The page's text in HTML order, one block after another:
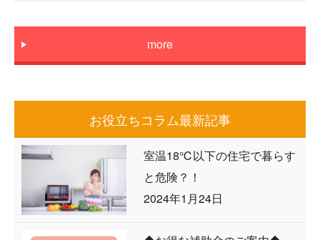
more
お役立ちコラム最新記事
室温18℃以下の住宅で暮らす
と危険？！
2024年1月24日